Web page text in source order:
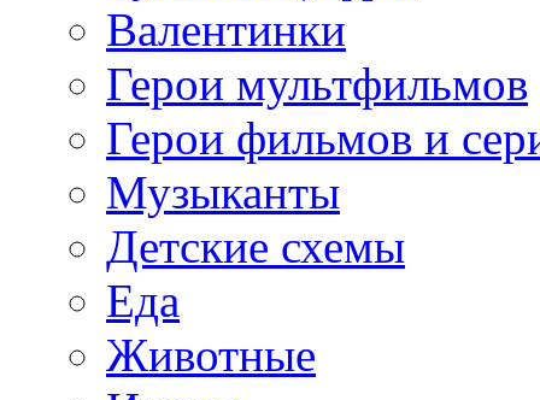
Валентинки
Герои мультфильмов
Герои фильмов и
Музыканты
Детские схемы
Еда
Животные